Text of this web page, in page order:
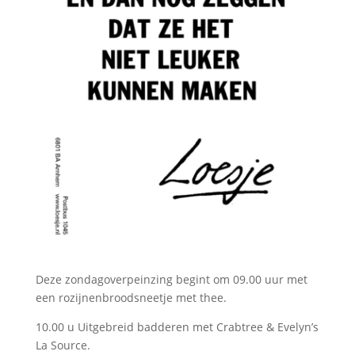
Deze zondagoverpeinzing begint om 09.00 uur met
een rozijnenbroodsneetje met thee.
10.00 u Uitgebreid badderen met Crabtree & Evelyn’s
La Source.